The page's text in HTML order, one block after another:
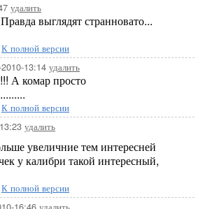
удалить
выглядят странновато...
К полной версии
13:14 удалить
А комар просто
К полной версии
удалить
увеличние тем интересней
у калибри такой интересный,
К полной версии